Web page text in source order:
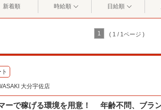
新着順 時給順 日給順
1 ( 1 / 1ページ )
大分宇佐店
ーで稼げる環境を用意！ 年齢不問、ブラ